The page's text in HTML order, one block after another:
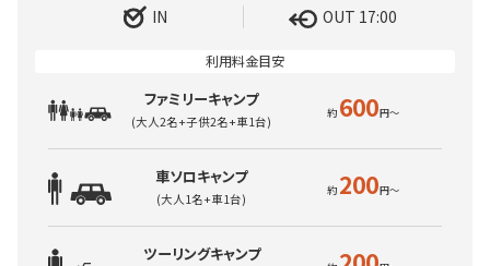
IN OUT 17:00
ファミリーキャンプ
(大人2名+子供2名+車1台) 600
車ソロキャンプ
(大人1名+車1台) 200
ツーリングキャンプ